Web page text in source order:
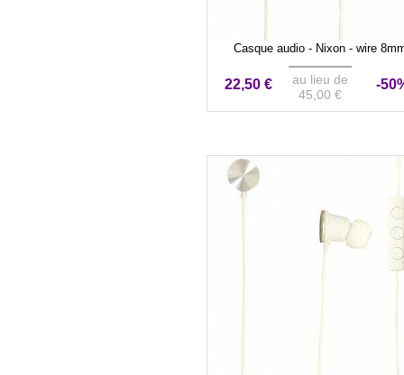
Casque audio - Nixon - wire
22,50 €
au lieu de
45,00 €
-